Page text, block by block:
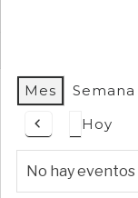
Mes Semana
Anterior
Hoy
No hay